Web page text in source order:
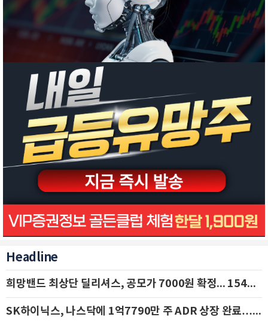
Headline
희망밴드 최상단 딜리셔스, 공모가 7000원 확정... 154억 규모 IPO 돌입
SK하이닉스, 나스닥에 1억7790만 주 ADR 상장 완료…29일 국내 추가 상장